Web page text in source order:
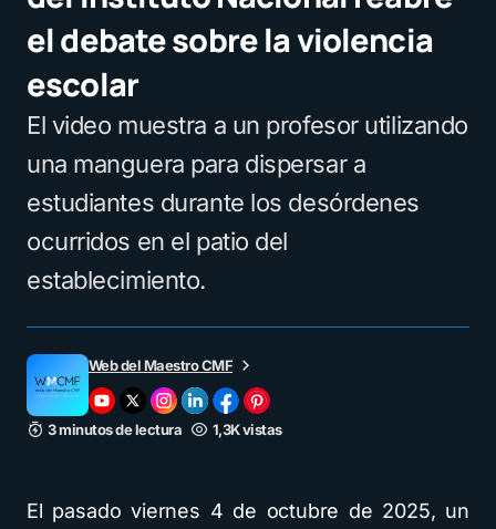
el debate sobre la violencia
escolar
El video muestra a un profesor utilizando
una manguera para dispersar a
estudiantes durante los desórdenes
ocurridos en el patio del
establecimiento.
Web del Maestro CMF
3 minutos de lectura 1,3K vistas
El pasado viernes 4 de octubre de 2025, un